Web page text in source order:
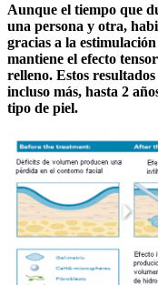
Aunque el tiempo que
una persona y otra,
gracias a la
mantiene el efecto
relleno. Estos
incluso más, hasta 2
tipo de piel.